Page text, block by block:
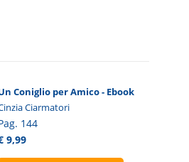
Coniglio per Amico - Ebook
Ciarmatori
144
9,99